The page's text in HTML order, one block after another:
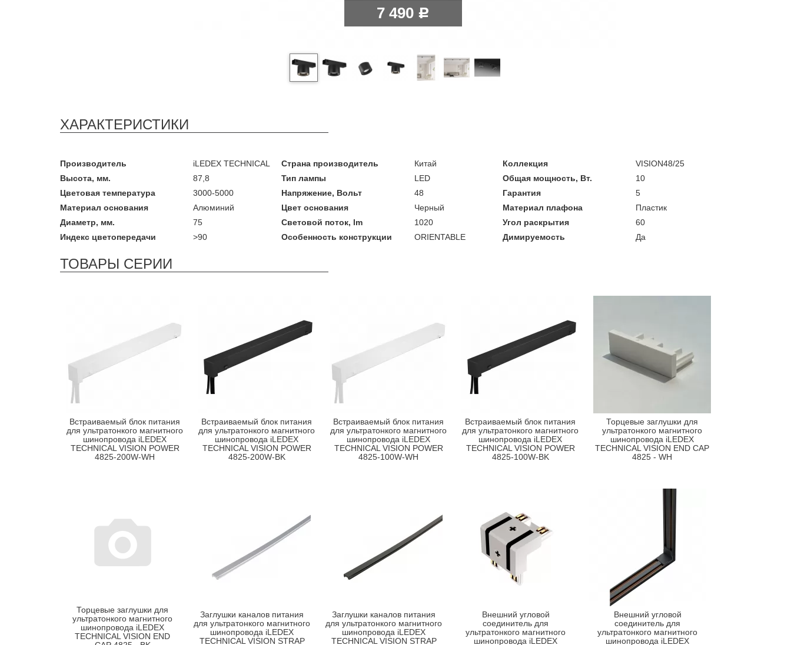
7 490 Р
ХАРАКТЕРИСТИКИ
Производитель iLEDEX TECHNICAL Страна производитель Китай Коллекция
VISION48/25
Высота, мм.
87,8 Тип лампы LED Общая мощность, Вт.
10
Цветовая температура
3000-5000 Напряжение, Вольт 48 Гарантия
5
Материал основания
Алюминий Цвет основания Черный Материал плафона
Пластик
Диаметр, мм.
75 Световой поток, lm 1020 Угол раскрытия
60
Индекс цветопередачи
>90 Особенность конструкции ORIENTABLE Димируемость Да
ТОВАРЫ СЕРИИ
Встраиваемый блок питания
для ультратонкого магнитного
шинопровода iLEDEX
TECHNICAL VISION POWER
4825-200W-WH
Встраиваемый блок питания
для ультратонкого магнитного
шинопровода iLEDEX
TECHNICAL VISION POWER
4825-200W-BK
Встраиваемый блок питания
для ультратонкого магнитного
шинопровода iLEDEX
TECHNICAL VISION POWER
4825-100W-WH
Встраиваемый блок питания
для ультратонкого магнитного
шинопровода iLEDEX
TECHNICAL VISION POWER
4825-100W-BK
Торцевые заглушки для
ультратонкого магнитного
шинопровода iLEDEX
TECHNICAL VISION END CAP
4825 - WH
Торцевые заглушки для
ультратонкого магнитного
шинопровода iLEDEX
TECHNICAL VISION END
Заглушки каналов питания
для ультратонкого магнитного
шинопровода iLEDEX
TECHNICAL VISION STRAP
Заглушки каналов питания
для ультратонкого магнитного
шинопровода iLEDEX
TECHNICAL VISION STRAP
Внешний угловой
соединитель для
ультратонкого магнитного
шинопровода iLEDEX
Внешний угловой
соединитель для
ультратонкого магнитного
шинопровода iLEDEX